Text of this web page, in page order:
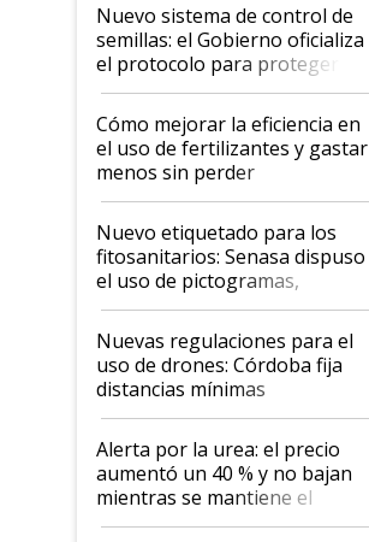
Nuevo sistema de control de
semillas: el Gobierno oficializa
el protocolo para proteger la
propiedad intelectual
Cómo mejorar la eficiencia en
el uso de fertilizantes y gastar
menos sin perder
productividad en la campaña
fina
Nuevo etiquetado para los
fitosanitarios: Senasa dispuso
el uso de pictogramas,
palabras de advertencia e
indicaciones
Nuevas regulaciones para el
uso de drones: Córdoba fija
distancias mínimas
Alerta por la urea: el precio
aumentó un 40 % y no bajan
mientras se mantiene el
conflicto en Medio Oriente